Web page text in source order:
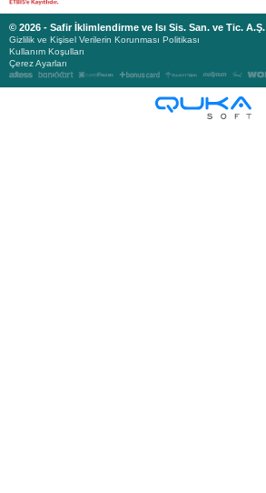
© 2026 - Safir İklimlendirme ve Isı Sis. San. ve Tic. A.Ş.
Gizlilik ve Kişisel Verilerin Korunması Politikası
Kullanım Koşulları
Çerez Ayarları